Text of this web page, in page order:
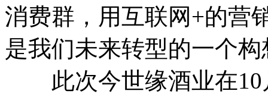
消费群，用互联网+的营
是我们未来转型的一个构
此次今世缘酒业在10